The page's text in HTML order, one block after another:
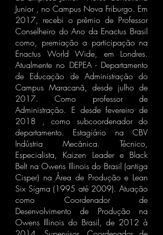
Junior , no Campus Nova Friburgo. Em
2017, recebi o prêmio de Professor
Conselheiro do Ano da Enactus Brasil
como, premiação a participação na
Enactus World Wide, em Londres.
Atualmente no DEPEA - Departamento
de Educação de Administração do
Campus Maracanã, desde julho de
2017. Como professor de
Administração. E desde fevereiro de
2018 , como subcoordenador do
departamento. Estagiário na CBV
Indústria Mecânica. Técnico,
Especialista, Kaizen Leader e Black
Belt na Owens Illinois do Brasil (antiga
Cisper) na Área de Produção e Lean
Six Sigma (1995 até 2009). Atuação
como Coordenador de
Desenvolvimento de Produção na
Owens Illinois do Brasil, de 2012 à